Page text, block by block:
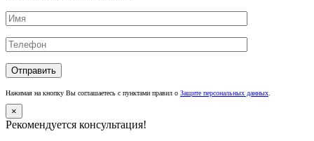
Нажимая на кнопку Вы соглашаетесь с пунктами правил о Защите персональных данных
×
Рекомендуется консультация!